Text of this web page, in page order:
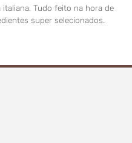
Tudo feito na hora de
super selecionados.